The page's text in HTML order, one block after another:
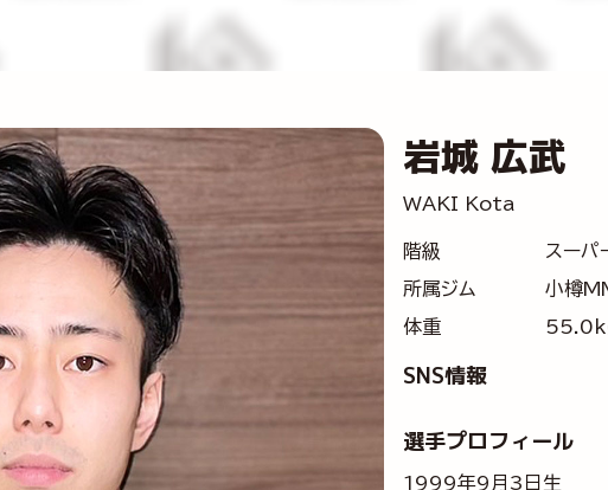
岩城 広武
WAKI Kota
階級
スーパ
所属ジム
小樽
体重
SNS情報
選手プロフィール
1999年9月3日生